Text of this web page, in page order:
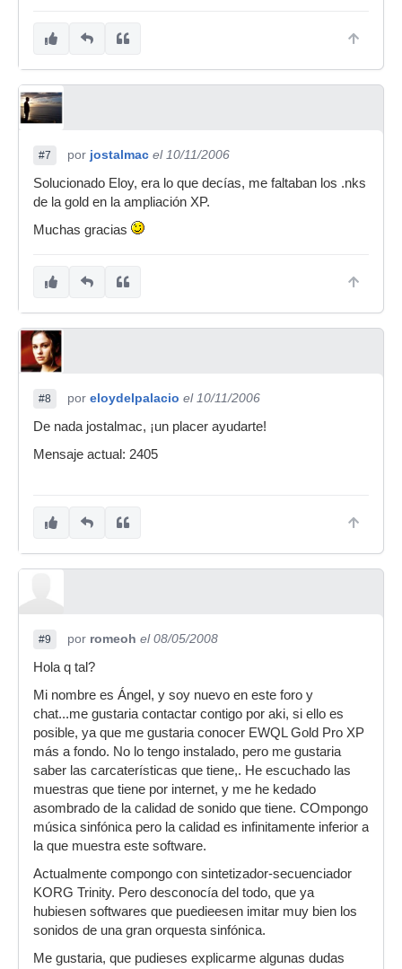
#7 por jostalmac el 10/11/2006
Solucionado Eloy, era lo que decías, me faltaban los .nks
de la gold en la ampliación XP.
Muchas gracias
#8 por eloydelpalacio el 10/11/2006
De nada jostalmac, ¡un placer ayudarte!
Mensaje actual: 2405
#9 por romeoh el 08/05/2008
Hola q tal?
Mi nombre es Ángel, y soy nuevo en este foro y
chat...me gustaria contactar contigo por aki, si ello es
posible, ya que me gustaria conocer EWQL Gold Pro XP
más a fondo. No lo tengo instalado, pero me gustaria
saber las carcaterísticas que tiene,. He escuchado las
muestras que tiene por internet, y me he kedado
asombrado de la calidad de sonido que tiene. COmpongo
música sinfónica pero la calidad es infinitamente inferior a
la que muestra este software.
Actualmente compongo con sintetizador-secuenciador
KORG Trinity. Pero desconocía del todo, que ya
hubiesen softwares que puedieesen imitar muy bien los
sonidos de una gran orquesta sinfónica.
Me gustaria, que pudieses explicarme algunas dudas